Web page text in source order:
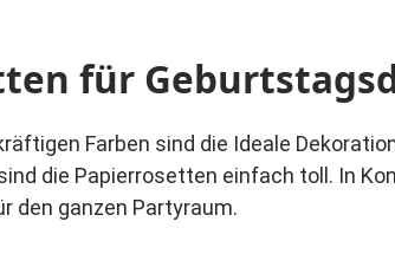
für
Farben sind die Ideale
die Papierrosetten einfach toll. In
den ganzen Partyraum.